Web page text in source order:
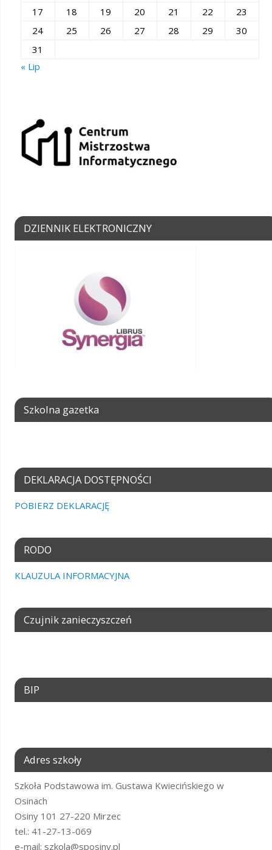
17
18 19 20 21 22
23
24
25 26 27 28 29
30
31
« Lip
DZIENNIK ELEKTRONICZNY
Szkolna gazetka
DEKLARACJA DOSTĘPNOŚCI
POBIERZ DEKLARACJĘ
RODO
KLAUZULA INFORMACYJNA
Czujnik zanieczyszczeń
BIP
Adres szkoły
Szkoła Podstawowa im. Gustawa Kwiecińskiego w
Osinach
Osiny 101 27-220 Mirzec
tel.: 41-27-13-069
e-mail: szkola@sposiny.pl